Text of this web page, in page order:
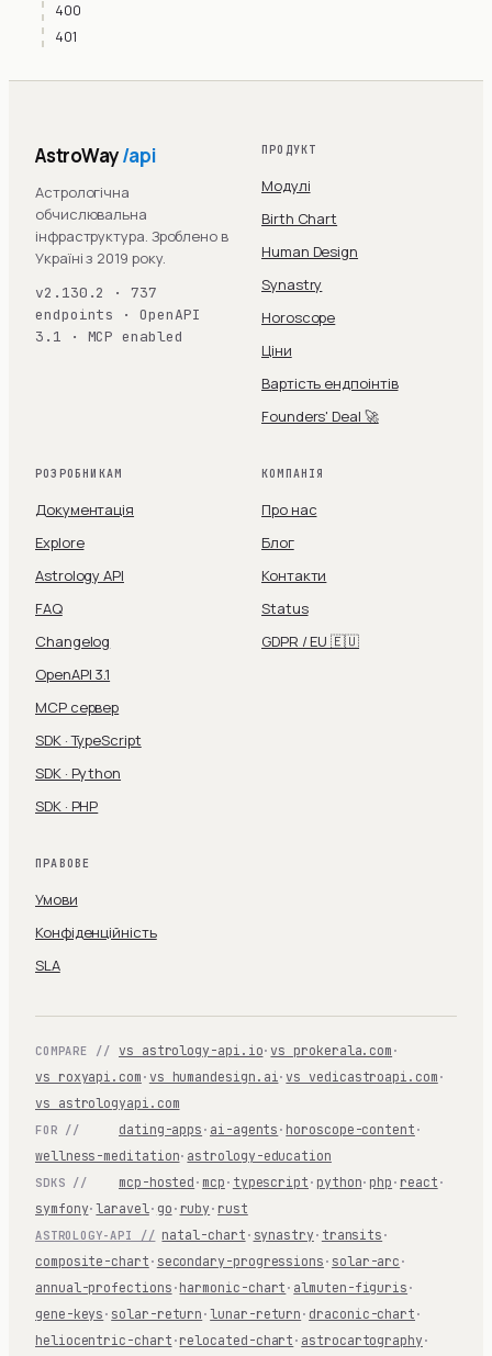
400
401
AstroWay/api
Астрологічна
обчислювальна
інфраструктура. Зроблено в
Україні з 2019 року.
v2.130.2 · 737
endpoints · OpenAPI
3.1 · MCP enabled
ПРОДУКТ
Модулі
Birth Chart
Human Design
Synastry
Horoscope
Ціни
Вартість ендпоінтів
Founders' Deal 🚀
РОЗРОБНИКАМ
Документація
Explore
Astrology API
FAQ
Changelog
OpenAPI 3.1
MCP сервер
SDK · TypeScript
SDK · Python
SDK · PHP
КОМПАНІЯ
Про нас
Блог
Контакти
Status
GDPR / EU 🇪🇺
ПРАВОВЕ
Умови
Конфіденційність
SLA
COMPARE // vs astrology-api.io·vs prokerala.com ·
vs roxyapi.com · vs humandesign.ai ·vs vedicastroapi.com ·
vs astrologyapi.com
FOR // dating-apps · ai-agents · horoscope-content ·
wellness-meditation· astrology-education
SDKS // mcp-hosted · mcp · typescript · python· php · react ·
symfony·laravel · go · ruby · rust
ASTROLOGY-API // natal-chart · synastry · transits ·
composite-chart · secondary-progressions · solar-arc ·
annual-profections · harmonic-chart · almuten-figuris ·
gene-keys · solar-return ·lunar-return · draconic-chart ·
heliocentric-chart · relocated-chart · astrocartography ·